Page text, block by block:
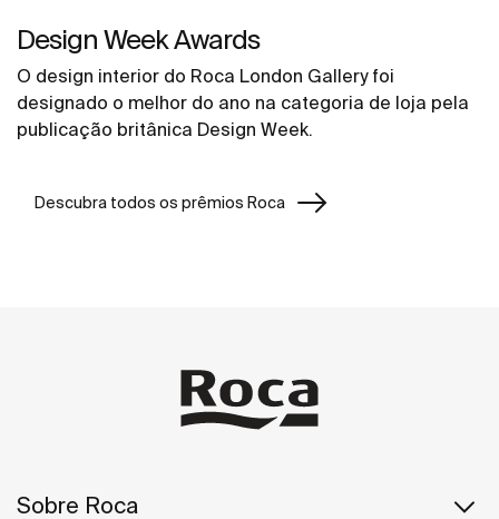
Design Week Awards
O design interior do Roca London Gallery foi
designado o melhor do ano na categoria de loja pela
publicação britânica Design Week.
Descubra todos os prêmios Roca
Sobre Roca